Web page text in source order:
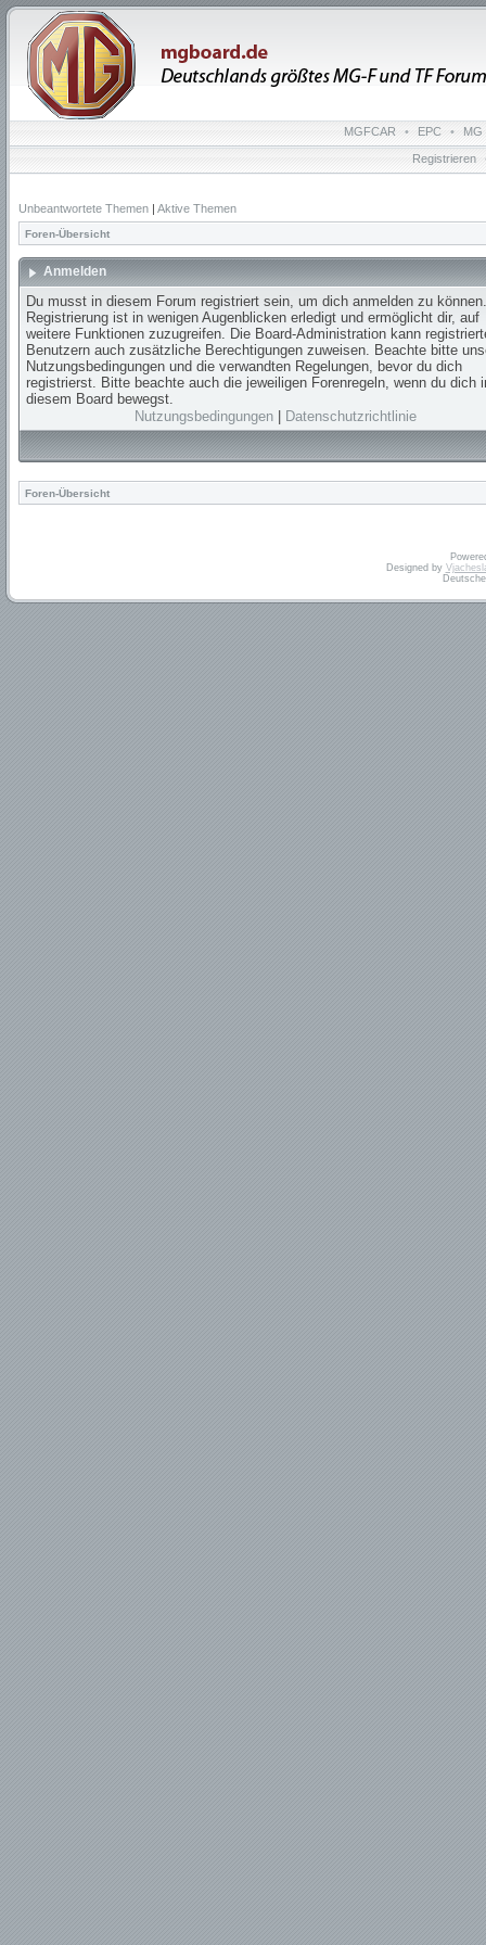
MGFCAR • EPC • MG
Registrieren
Unbeantwortete Themen | Aktive Themen
Foren-Übersicht
Anmelden
Du musst in diesem Forum registriert sein, um dich anmelden zu
Registrierung ist in wenigen Augenblicken erledigt und ermöglicht dir, auf
weitere Funktionen zuzugreifen. Die Board-Administration kann
Benutzern auch zusätzliche Berechtigungen zuweisen. Beachte bitte
Nutzungsbedingungen und die verwandten Regelungen, bevor du dich
registrierst. Bitte beachte auch die jeweiligen Forenregeln, wenn du dich
diesem Board bewegst.
Nutzungsbedingungen
Datenschutzrichtlinie
Foren-Übersicht
Designed by